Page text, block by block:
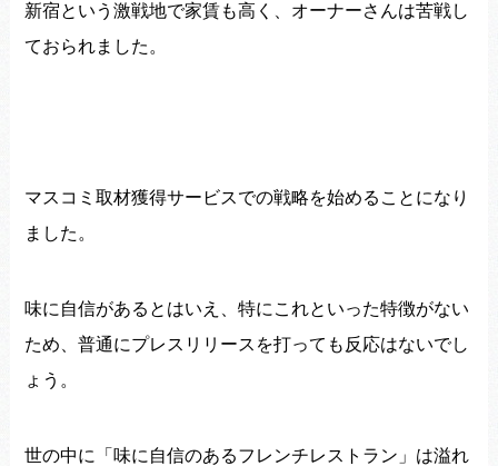
新宿という激戦地で家賃も高く、 オーナーさんは苦戦し
ておられました。
マスコミ取材獲得サービスでの戦略を始めることになり
ました。
味に自信があるとはいえ、特にこれといった特徴がない
ため、普通にプレスリリースを打っても反応はないでし
ょう。
世の中に「味に自信のあるフレンチレストラン」 は溢れ